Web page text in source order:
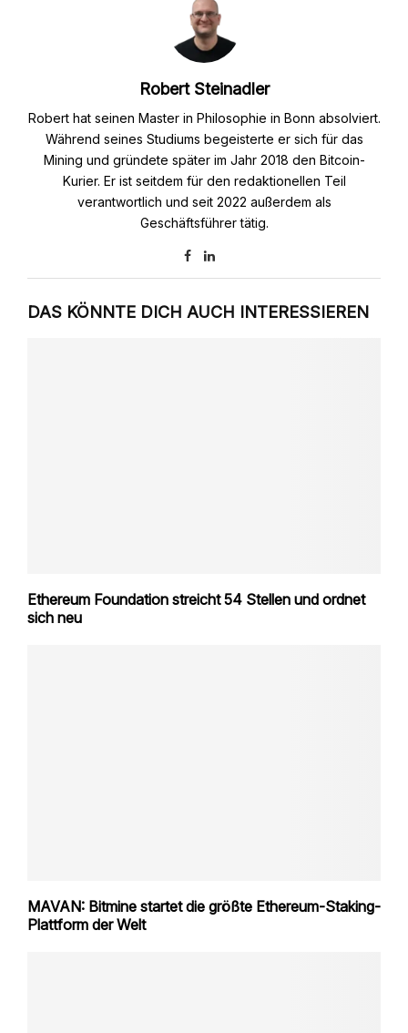
Robert Steinadler
Robert hat seinen Master in Philosophie in Bonn absolviert.
Während seines Studiums begeisterte er sich für das
Mining und gründete später im Jahr 2018 den Bitcoin-
Kurier. Er ist seitdem für den redaktionellen Teil
verantwortlich und seit 2022 außerdem als
Geschäftsführer tätig.
DAS KÖNNTE DICH AUCH INTERESSIEREN
Ethereum Foundation streicht 54 Stellen und ordnet
sich neu
MAVAN: Bitmine startet die größte Ethereum-Staking-
Plattform der Welt